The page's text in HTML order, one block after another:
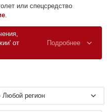
или спецсредство
.
от
Подробнее
Любой регион